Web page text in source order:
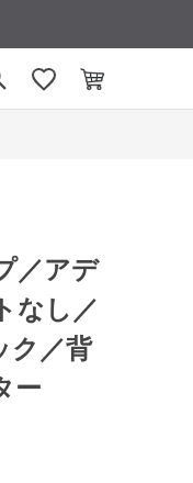
／アデ
なし／
ク／背
ー